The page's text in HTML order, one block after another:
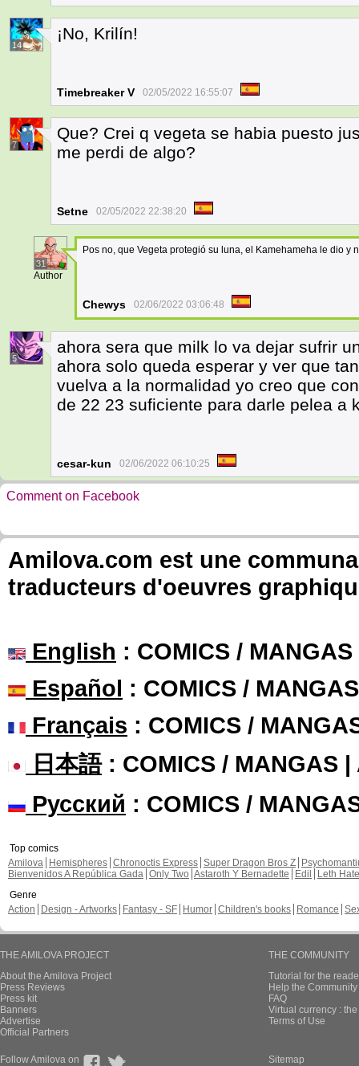
14
¡No, Krilín!
Timebreaker V 02/05/2022 16:55:07
7
Que? Crei q vegeta se habia puesto
me perdi de algo?
Setne 02/05/2022 22:38:20
31
Author
Pos no, que Vegeta protegió su luna, el Kamehameha le dio y
Chewys 02/06/2022 03:06:48
5
ahora sera que milk lo va dejar sufrir
ahora solo queda esperar y ver que
vuelva a la normalidad yo creo que
de 22 23 suficiente para darle pelea a
cesar-kun 02/06/2022 06:10:25
Comment on Facebook
Amilova.com est une
traducteurs d'oeuvres
English : COMICS /
Español : COMICS /
Français : COMICS /
日本語: COMICS / MANGAS |
Русский : COMICS /
Top comics
Amilova
Hemispheres Chronoctis Express Super Dragon Bros Z
Bienvenidos A República Gada Only Two Astaroth Y Bernadette Edil
Leth Hate
Genre
Action
Design - Artworks Fantasy - SF Humor Children's books Romance
THE AMILOVA PROJECT
About the Amilova Project
Press Reviews
Press kit
Banners
Advertise
Official Partners
THE COMMUNITY
Tutorial for the
Help the
FAQ
Virtual currency :
Terms of Use
Follow Amilova on Sitemap